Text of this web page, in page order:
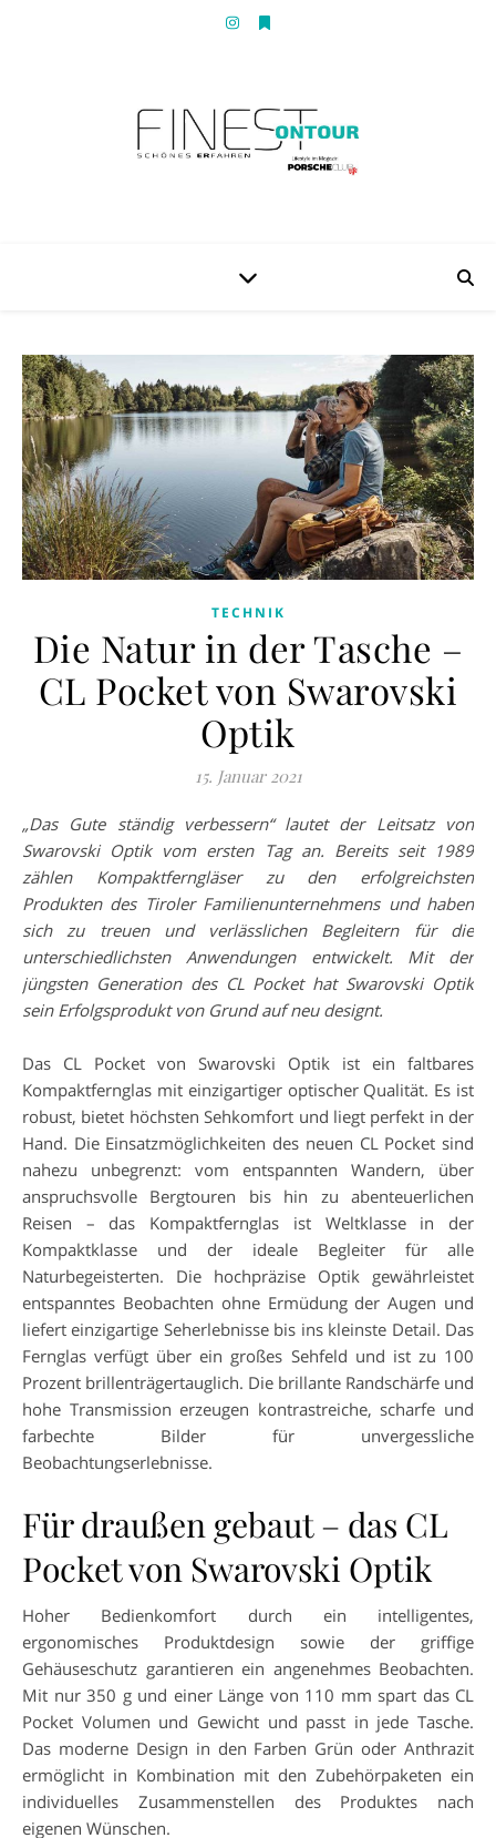
TECHNIK
Die Natur in der Tasche –
CL Pocket von Swarovski
Optik
15. Januar 2021
„Das Gute ständig verbessern“ lautet der Leitsatz von
Swarovski Optik vom ersten Tag an. Bereits seit 1989
zählen Kompaktferngläser zu den erfolgreichsten
Produkten des Tiroler Familienunternehmens und haben
sich zu treuen und verlässlichen Begleitern für die
unterschiedlichsten Anwendungen entwickelt. Mit der
jüngsten Generation des CL Pocket hat Swarovski Optik
sein Erfolgsprodukt von Grund auf neu designt.
Das CL Pocket von Swarovski Optik ist ein faltbares
Kompaktfernglas mit einzigartiger optischer Qualität. Es ist
robust, bietet höchsten Sehkomfort und liegt perfekt in der
Hand. Die Einsatzmöglichkeiten des neuen CL Pocket sind
nahezu unbegrenzt: vom entspannten Wandern, über
anspruchsvolle Bergtouren bis hin zu abenteuerlichen
Reisen – das Kompaktfernglas ist Weltklasse in der
Kompaktklasse und der ideale Begleiter für alle
Naturbegeisterten. Die hochpräzise Optik gewährleistet
entspanntes Beobachten ohne Ermüdung der Augen und
liefert einzigartige Seherlebnisse bis ins kleinste Detail. Das
Fernglas verfügt über ein großes Sehfeld und ist zu 100
Prozent brillenträgertauglich. Die brillante Randschärfe und
hohe Transmission erzeugen kontrastreiche, scharfe und
farbechte Bilder für unvergessliche
Beobachtungserlebnisse.
Für draußen gebaut – das CL
Pocket von Swarovski Optik
Hoher Bedienkomfort durch ein intelligentes,
ergonomisches Produktdesign sowie der griffige
Gehäuseschutz garantieren ein angenehmes Beobachten.
Mit nur 350 g und einer Länge von 110 mm spart das CL
Pocket Volumen und Gewicht und passt in jede Tasche.
Das moderne Design in den Farben Grün oder Anthrazit
ermöglicht in Kombination mit den Zubehörpaketen ein
individuelles Zusammenstellen des Produktes nach
eigenen Wünschen.